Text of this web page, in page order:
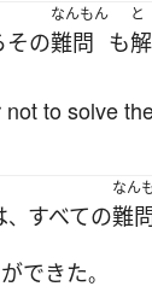
その
なんもん
難問 も
と
to solve
、 すべての
なん
難
できた。